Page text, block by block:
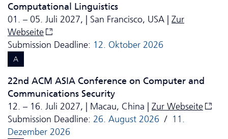
Computational Linguistics
01. – 05. Juli 2027, | San Francisco, USA | Zur
Webseite
Submission Deadline: 12. Oktober 2026
A
22nd ACM ASIA Conference on Computer and
Communications Security
12. – 16. Juli 2027, | Macau, China | Zur Webseite
Submission Deadline: 26. August 2026 / 11.
Dezember 2026